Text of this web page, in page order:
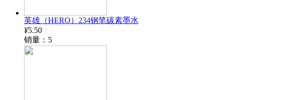
英雄（HERO）234钢笔碳素墨水
¥5.50
销量：5